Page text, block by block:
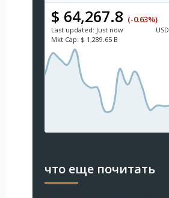
$ 64,267.8 (-0.63%)
Last updated: Just now USD
Mkt Cap: $ 1,289.65 B
что еще почитать